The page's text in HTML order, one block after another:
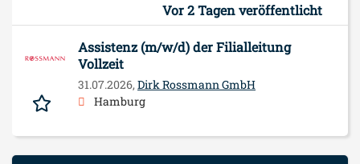
Vor 2 Tagen veröffentlicht
Assistenz (m/w/d) der Filialleitung
Vollzeit
31.07.2026, Dirk Rossmann GmbH
Hamburg